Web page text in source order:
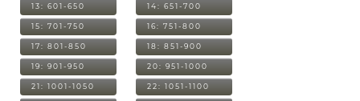
13: 601-650 14: 651-700
15: 701-750 16: 751-800
17: 801-850 18: 851-900
19: 901-950 20: 951-1000
21: 1001-1050 22: 1051-1100